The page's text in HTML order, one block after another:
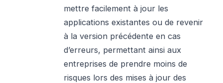
mettre facilement à jour les
applications existantes ou de revenir
à la version précédente en cas
d’erreurs, permettant ainsi aux
entreprises de prendre moins de
risques lors des mises à jour des